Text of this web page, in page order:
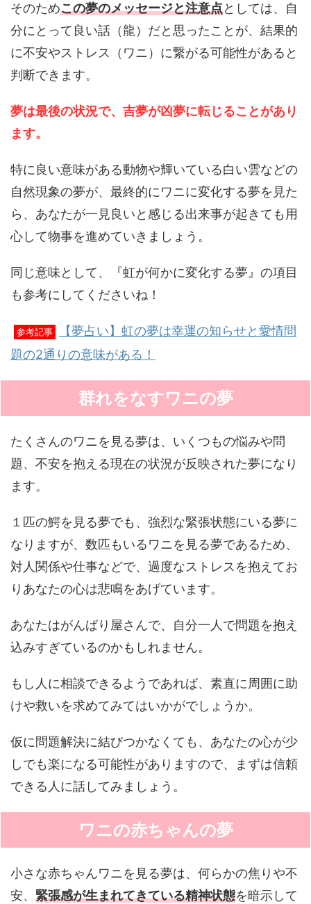
そのためこの夢のメッセージと注意点としては、自
分にとって良い話（龍）だと思ったことが、結果的
に不安やストレス（ワニ）に繋がる可能性があると
判断できます。
夢は最後の状況で、吉夢が凶夢に転じることがあり
ます。
特に良い意味がある動物や輝いている白い雲などの
自然現象の夢が、最終的にワニに変化する夢を見た
ら、あなたが一見良いと感じる出来事が起きても用
心して物事を進めていきましょう。
同じ意味として、『虹が何かに変化する夢』の項目
も参考にしてくださいね！
参考記事
【夢占い】虹の夢は幸運の知らせと愛情問
題の2通りの意味がある！
群れをなすワニの夢
たくさんのワニを見る夢は、いくつもの悩みや問
題、不安を抱える現在の状況が反映された夢になり
ます。
１匹の鰐を見る夢でも、強烈な緊張状態にいる夢に
なりますが、数匹もいるワニを見る夢であるため、
対人関係や仕事などで、過度なストレスを抱えてお
りあなたの心は悲鳴をあげています。
あなたはがんばり屋さんで、自分一人で問題を抱え
込みすぎているのかもしれません。
もし人に相談できるようであれば、素直に周囲に助
けや救いを求めてみてはいかがでしょうか。
仮に問題解決に結びつかなくても、あなたの心が少
しでも楽になる可能性がありますので、まずは信頼
できる人に話してみましょう。
ワニの赤ちゃんの夢
小さな赤ちゃんワニを見る夢は、何らかの焦りや不
安、 緊張感が生まれてきている精神状態を暗示して